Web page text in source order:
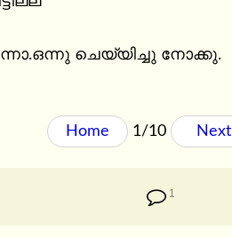
ചെയ്യിച്ചു നോക്കു.
Home 1/10 Next
1